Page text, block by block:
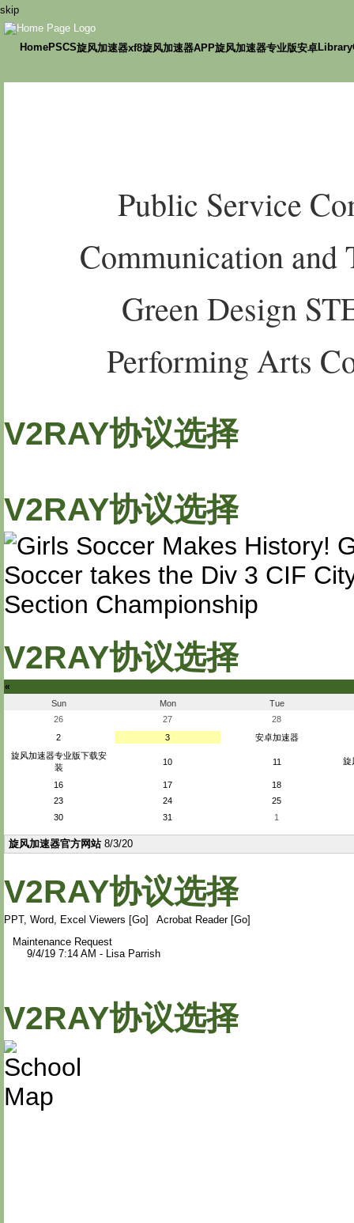
skip
HomePSCS旋风加速器xf8旋风加速器APP旋风加速器专业版安卓Library
Public Service
Communication and
Green Design
Performing Arts
V2RAY协议选择
V2RAY协议选择
V2RAY协议选择
«
Sun Mon
Tue
26
27
28
2
3
安卓加速器
旋风加速器专业版下载安
装
10 11 旋
16 17
18
23
24
25
30
31 1
旋风加速器官方网站8/3/20
V2RAY协议选择
PPT, Word, Excel Viewers [Go]
Acrobat Reader [Go]
Maintenance Request
9/4/19 7:14 AM - Lisa Parrish
V2RAY协议选择